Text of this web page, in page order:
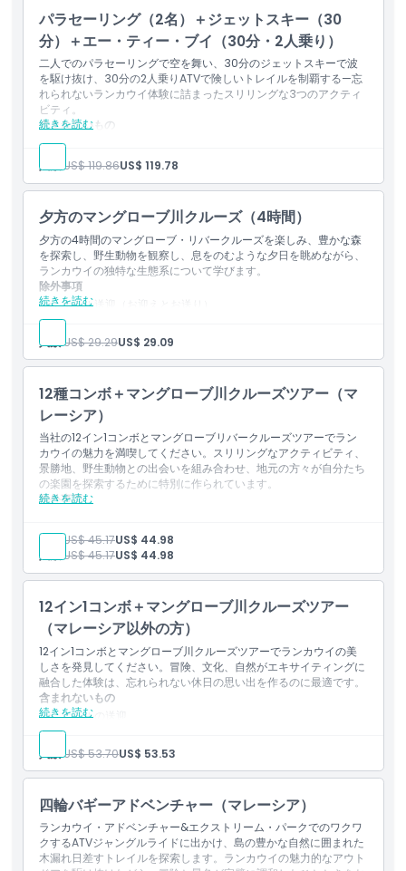
含まれるもの
午前のセッション（午前10:00）
30分の二人乗りATVライド（二人乗り）
午後のセッション（午後1:30）ブリーフィング
30分の二人乗りジェットスキーライド(二人乗り)
注意事項
このアクティビティに参加するには、参加者は12歳以上である
必要があります。
12歳以下のお客様は同乗者としてのみ乗車できます。
ATV乗車の最大体重は150 kgです。
パラセーリング（2名）＋ジェットスキー（30
分）＋エー・ティー・ブイ（30分・2人乗り）
二人でのパラセーリングで空を舞い、30分のジェットスキーで波
を駆け抜け、30分の2人乗りATVで険しいトレイルを制覇する—忘
れられないランカウイ体験に詰まったスリリングな3つのアクティ
ビティ。
続きを読む
含まれないもの
ホテルの送迎（ピックアップおよびドロップオフ）
宿泊
食事と飲み物
その他の個人的費用
含まれるもの
午前のセッション（10:00）
30分の2人乗りATVライド
午後のセッション（13:30）
ブリーフィングの後、2名でのパラセーリングと30分の2人乗りジ
ェットスキーライド
知っておくべきこと
このアクティビティに参加するには参加者は12歳以上である必
要があります
12歳未満のお客様は同乗者としてのみ乗車できます
ATV乗車の最大体重は150kgです
人数: US$ 119.86US$ 119.78
夕方のマングローブ川クルーズ（4時間）
夕方の4時間のマングローブ・リバークルーズを楽しみ、豊かな森
を探索し、野生動物を観察し、息をのむような夕日を眺めながら、
ランカウイの独特な生態系について学びます。
続きを読む
除外事項
ホテル送迎（お迎えとお送り）
宿泊
食事および飲み物
その他の個人的費用
保険
含まれるもの
マングローブ・リバークルーズ 4時間の旅程（午後3時～午後7時）
コウモリ洞窟の見学
ワニ洞窟の見学
ワシの餌付け体験
アンダマン海を探索
[無料] ダングリ島での1時間のシュノーケリングと水泳（シュ
ノーケル用具提供）
[無料] アンダマン海での1時間のサンセット鑑賞
右されます。
注意事項
参加者はこのアクティビティに参加するには4歳以上でなけれ
ばなりません。
人数:US$ 29.29US$ 29.09
12種コンボ＋マングローブ川クルーズツアー（マ
レーシア）
当社の12イン1コンボとマングローブリバークルーズツアーでラン
カウイの魅力を満喫してください。スリリングなアクティビティ、
景勝地、野生動物との出会いを組み合わせ、地元の方々が自分たち
の楽園を探索するために特別に作られています。
続きを読む
除外事項
宿泊費
その他の個人的な費用
保険
含まれるもの
午前のセッション（午前10:00 – 午後1:00）3時間のアドベンチャ
ーアクティビティ：
20分 四輪バギージャングルライド（2人乗り）
10分 屋内ゴーカート（1人乗り）
10分 7Dシネマ（1名/1回）
15分 スカイバイクアドベンチャー（1名）
ペイントボールターゲットシューティング：20発（1名）
アーチェリーターゲット射撃：10本（1名）
20分 3Dアートミニ美術館（1名）
20分 アップサイドダウンミニミュージアム（1名）
10分 ゴーストハウス（1名）
15分 ホースパーク訪問と餌やり（1名）
ジップライン：1回（1名）
昼食休憩（午後1:00 – 午後2:00）：昼食付き。
午後のセッション（午後3:00 – 午後7:00）：2時間のマングロー
ブリバークルーズ：
子供: US$ 45.17US$ 44.98
人数: US$ 45.17US$ 44.98
12イン1コンボ＋マングローブ川クルーズツアー
（マレーシア以外の方）
12イン1コンボとマングローブ川クルーズツアーでランカウイの美
しさを発見してください。冒険、文化、自然がエキサイティングに
融合した体験は、忘れられない休日の思い出を作るのに最適です。
続きを読む
含まれないもの
ホテルの送迎
宿泊
その他の個人的費用
保険
含まれるもの
終日アドベンチャー＆マングローブ川クルーズの旅程
午前の部（午前10:00 – 午後1:00）3時間のアドベンチャーアクテ
ィビティ
20分 ATVジャングルライド（2人乗り）
人数:US$ 53.70US$ 53.53
四輪バギーアドベンチャー（マレーシア）
ランカウイ・アドベンチャー&エクストリーム・パークでのワクワ
クするATVジャングルライドに出かけ、島の豊かな自然に囲まれた
木漏れ日差すトレイルを探索します。ランカウイの魅力的なアウト